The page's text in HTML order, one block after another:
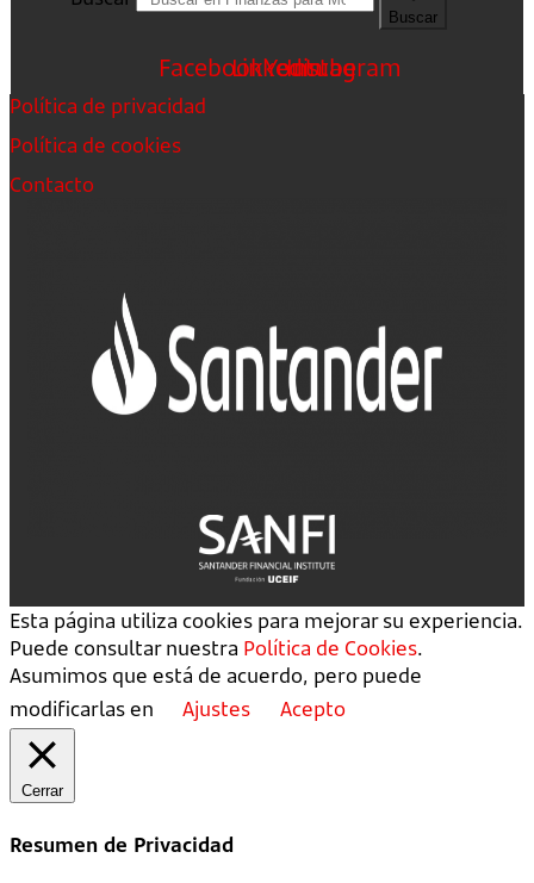
Buscar
FacebookLinkedin
Youtube
Instagram
Política de privacidad
Política de cookies
Contacto
Esta página utiliza cookies para mejorar su experiencia.
Puede consultar nuestra Política de Cookies.
Asumimos que está de acuerdo, pero puede
modificarlas en
Ajustes Acepto
Cerrar
Resumen de Privacidad